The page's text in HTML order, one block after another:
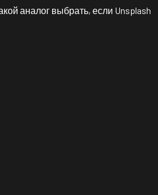
аналог выбрать, если Unsplash